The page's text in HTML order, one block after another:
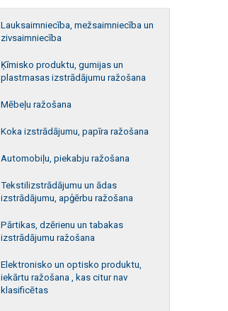
Lauksaimniecība, mežsaimniecība un
zivsaimniecība
Ķīmisko produktu, gumijas un
plastmasas izstrādājumu ražošana
Mēbeļu ražošana
Koka izstrādājumu, papīra ražošana
Automobiļu, piekabju ražošana
Tekstilizstrādājumu un ādas
izstrādājumu, apģērbu ražošana
Pārtikas, dzērienu un tabakas
izstrādājumu ražošana
Elektronisko un optisko produktu,
iekārtu ražošana , kas citur nav
klasificētas